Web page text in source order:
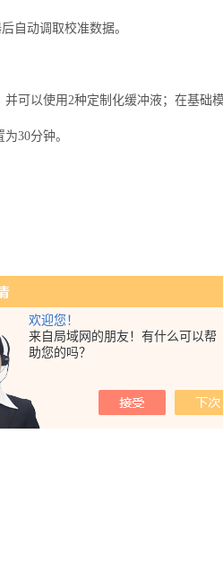
欢迎您！
来自局域网的朋友！有什么可以帮
助您的吗？
自动调取校准数据。
可以使用2种定制化缓冲液；在基础
30分钟。